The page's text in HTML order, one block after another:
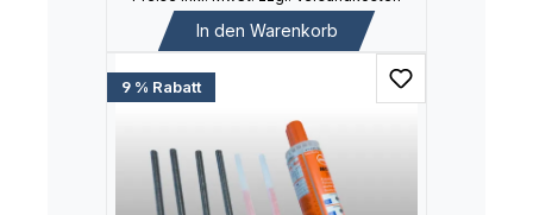
In den Warenkorb
9 % Rabatt